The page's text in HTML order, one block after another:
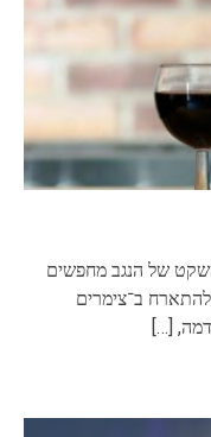
של הנגב מחפשים
ב־צימרים
[…]